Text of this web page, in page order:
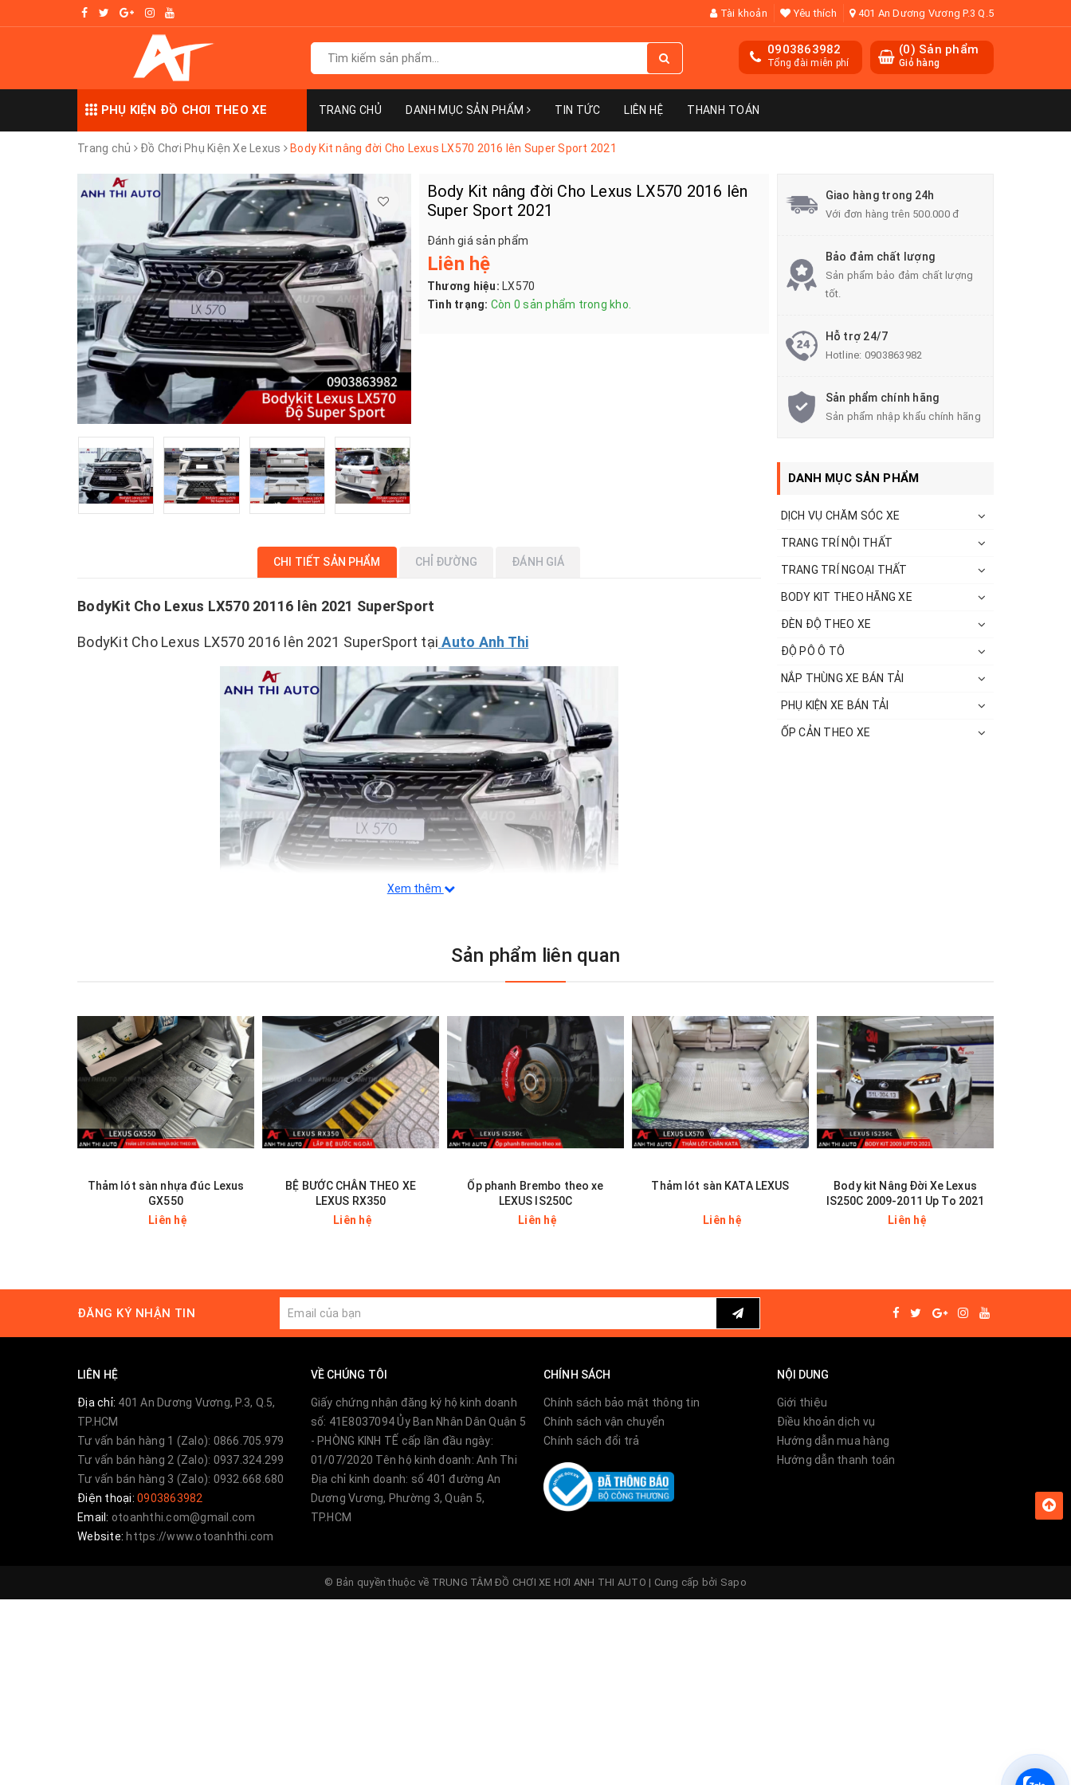
Tài khoản Yêu thích 401 An Dương Vương P.3 Q.5
(0) Sản phẩm
Giỏ hàng
0903863982
Tổng đài miễn phí
PHỤ KIỆN ĐỒ CHƠI THEO XE TRANG CHỦ DANH MỤC SẢN PHẨM TIN TỨC LIÊN HỆ THANH TOÁN
Trang chủ Đồ Chơi Phụ Kiện Xe Lexus Body Kit nâng đời Cho Lexus LX570 2016 lên Super Sport 2021
Body Kit nâng đời Cho Lexus LX570 2016 lên
Super Sport 2021
Đánh giá sản phẩm
Liên hệ
Thương hiệu: LX570
Tình trạng: Còn 0 sản phẩm trong kho.
CHI TIẾT SẢN PHẨM CHỈ ĐƯỜNG ĐÁNH GIÁ
BodyKit Cho Lexus LX570 20116 lên 2021 SuperSport
BodyKit Cho Lexus LX570 2016 lên 2021 SuperSport tại Auto Anh Thi
đặc thù khi mọi người điều khiển phương tiện di chuyển quá nhiều trên đường thì sẽ khiến xế hộp dễ bị
trầy xước và mất độ thẩm mỹ vốn có của mình và làm mất an toàn cho xế hộp làm quý khách có thể tốn
thêm rất nhiều tiền để sửa sang lại xế yêu của mình.
Biết được những vấn đề cốt lỗi đó chúng tôi trung tâm Auto Anh Thi với kinh nghiệm nhiều năm trong
lĩnh vực, cũng như đã khẳng định được chổ đứng trên thương trường hiện nay, đơn vị xin giới thiệu đến
quý khách hàng phụ kiện Body Kit theo cho Lexus LX570 2016 lên 2021 SuperSport
giá thành rẻ nhất trên thị trường đến cho xế yêu của quý khách.
Xem thêm
Giao hàng trong 24h
Với đơn hàng trên 500.000 đ
Bảo đảm chất lượng
Sản phẩm bảo đảm chất lượng
tốt.
Hỗ trợ 24/7
Hotline: 0903863982
Sản phẩm chính hãng
Sản phẩm nhập khẩu chính hãng
DANH MỤC SẢN PHẨM
DỊCH VỤ CHĂM SÓC XE
TRANG TRÍ NỘI THẤT
TRANG TRÍ NGOẠI THẤT
BODY KIT THEO HÃNG XE
ĐÈN ĐỘ THEO XE
ĐỘ PÔ Ô TÔ
NẮP THÙNG XE BÁN TẢI
PHỤ KIỆN XE BÁN TẢI
ỐP CẢN THEO XE
Sản phẩm liên quan
Thảm lót sàn nhựa đúc Lexus
GX550
Liên hệ
BỆ BƯỚC CHÂN THEO XE
LEXUS RX350
Liên hệ
Ốp phanh Brembo theo xe
LEXUS IS250C
Liên hệ
Thảm lót sàn KATA LEXUS
Liên hệ
Body kit Nâng Đời Xe Lexus
IS250C 2009-2011 Up To 2021
Liên hệ
ĐĂNG KÝ NHẬN TIN
LIÊN HỆ
Địa chỉ: 401 An Dương Vương, P.3, Q.5,
TP.HCM
Tư vấn bán hàng 1 (Zalo): 0866.705.979
Tư vấn bán hàng 2 (Zalo): 0937.324.299
Tư vấn bán hàng 3 (Zalo): 0932.668.680
Điện thoại: 0903863982
Email: otoanhthi.com@gmail.com
Website: https://www.otoanhthi.com
VỀ CHÚNG TÔI
Giấy chứng nhận đăng ký hộ kinh doanh
số: 41E8037094 Ủy Ban Nhân Dân Quận 5
- PHÒNG KINH TẾ cấp lần đầu ngày:
01/07/2020 Tên hộ kinh doanh: Anh Thi
Địa chỉ kinh doanh: số 401 đường An
Dương Vương, Phường 3, Quận 5,
TP.HCM
CHÍNH SÁCH
Chính sách bảo mật thông tin
Chính sách vận chuyển
Chính sách đổi trả
NỘI DUNG
Giới thiệu
Điều khoản dịch vụ
Hướng dẫn mua hàng
Hướng dẫn thanh toán
© Bản quyền thuộc về TRUNG TÂM ĐỒ CHƠI XE HƠI ANH THI AUTO | Cung cấp bởi Sapo